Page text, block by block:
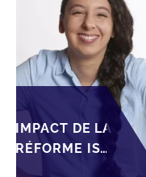
IMPACT DE LA
RÉFORME IS